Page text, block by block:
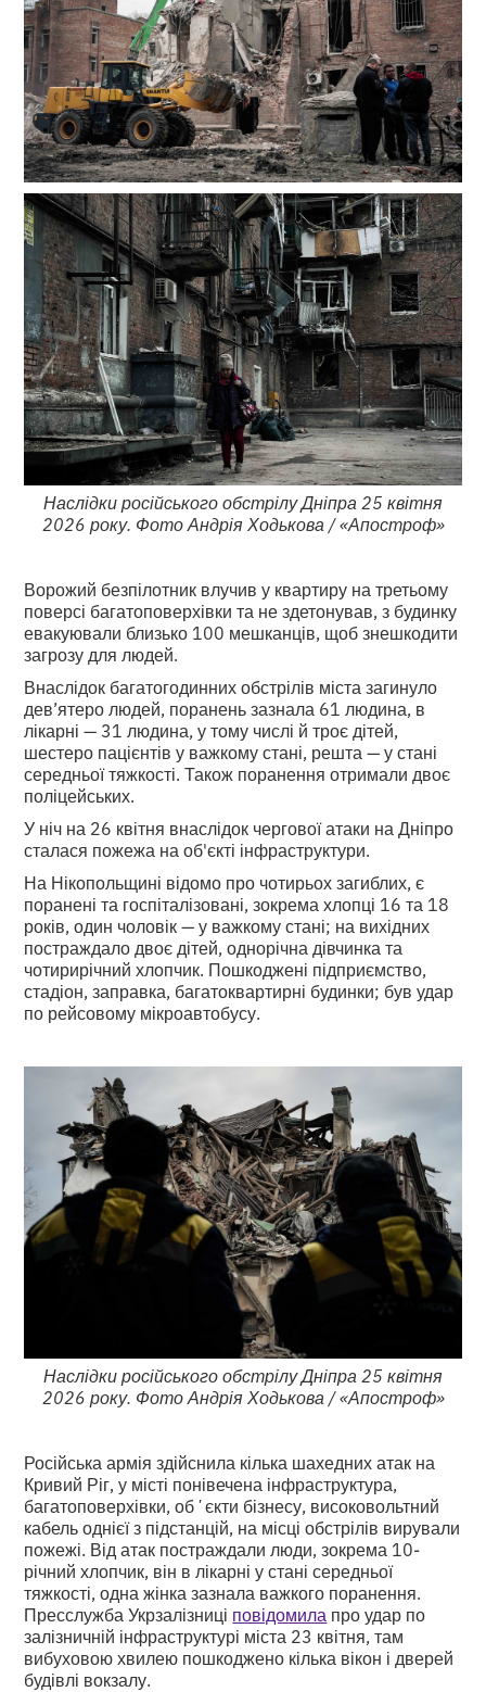
Наслідки російського обстрілу Дніпра 25 квітня
2026 року. Фото Андрія Ходькова / «Апостроф»
Ворожий безпілотник влучив у квартиру на третьому
поверсі багатоповерхівки та не здетонував, з будинку
евакуювали близько 100 мешканців, щоб знешкодити
загрозу для людей.
Внаслідок багатогодинних обстрілів міста загинуло
дев’ятеро людей, поранень зазнала 61 людина, в
лікарні — 31 людина, у тому числі й троє дітей,
шестеро пацієнтів у важкому стані, решта — у стані
середньої тяжкості. Також поранення отримали двоє
поліцейських.
У ніч на 26 квітня внаслідок чергової атаки на Дніпро
сталася пожежа на об'єкті інфраструктури.
На Нікопольщині відомо про чотирьох загиблих, є
поранені та госпіталізовані, зокрема хлопці 16 та 18
років, один чоловік — у важкому стані; на вихідних
постраждало двоє дітей, однорічна дівчинка та
чотирирічний хлопчик. Пошкоджені підприємство,
стадіон, заправка, багатоквартирні будинки; був удар
по рейсовому мікроавтобусу.
Наслідки російського обстрілу Дніпра 25 квітня
2026 року. Фото Андрія Ходькова / «Апостроф»
Російська армія здійснила кілька шахедних атак на
Кривий Ріг, у місті понівечена інфраструктура,
багатоповерхівки, обʼєкти бізнесу, високовольтний
кабель однієї з підстанцій, на місці обстрілів вирували
пожежі. Від атак постраждали люди, зокрема 10-
річний хлопчик, він в лікарні у стані середньої
тяжкості, одна жінка зазнала важкого поранення.
Пресслужба Укрзалізниці повідомила про удар по
залізничній інфраструктурі міста 23 квітня, там
вибуховою хвилею пошкоджено кілька вікон і дверей
будівлі вокзалу.